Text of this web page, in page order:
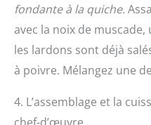
fondante à la quiche.
avec la noix de
les lardons sont déjà
à poivre. Mélangez une
4. L’assemblage et la